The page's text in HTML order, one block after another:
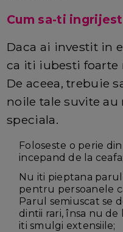
Cum sa-ti
Daca ai investit in
ca iti iubesti foarte
De aceea, trebuie
noile tale suvite
speciala.
Foloseste o perie
incepand de la
Nu iti pieptana
pentru persoanele
Parul semiuscat se
dintii rari, însa nu de
iti smulgi extensiile;